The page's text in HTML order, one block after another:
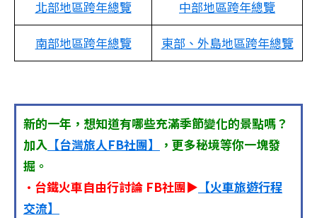
北部地區跨年總覽 中部地區跨年總覽
南部地區跨年總覽 東部、外島地區跨年總覽
新的一年，想知道有哪些充滿季節變化的景點嗎？
加入 【台灣旅人FB社團】
，更多秘境等你一塊發
掘。
•台鐵火車自由行討論 FB社團▶ 【火車旅遊行程
交流】